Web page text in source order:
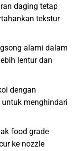
daging tetap
tekstur
alami dalam
lentur dan
dengan
menghindari
food grade
ke nozzle